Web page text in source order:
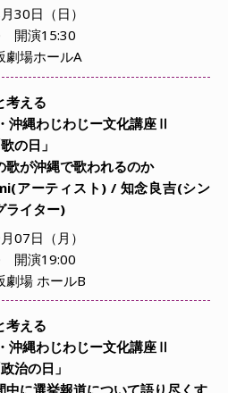
30日（日）
開演15:30
劇場ホールA
考える
沖縄わじわじー文化講座Ⅱ
の日」
歌が沖縄で歌われるのか
アーティスト) / 知念良吉(シン
ライター)
07日（月）
開演19:00
劇場 ホールB
考える
沖縄わじわじー文化講座Ⅱ
治の日」